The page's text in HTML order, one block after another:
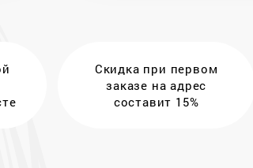
Скидка при первом
заказе на адрес
составит 15%